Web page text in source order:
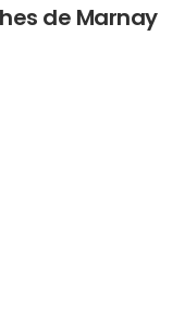
de Marnay